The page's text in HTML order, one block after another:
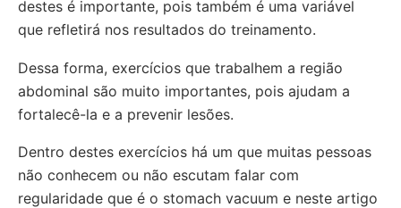
destes é importante, pois também é uma variável
que refletirá nos resultados do treinamento.
Dessa forma, exercícios que trabalhem a região
abdominal são muito importantes, pois ajudam a
fortalecê-la e a prevenir lesões.
Dentro destes exercícios há um que muitas pessoas
não conhecem ou não escutam falar com
regularidade que é o stomach vacuum e neste artigo